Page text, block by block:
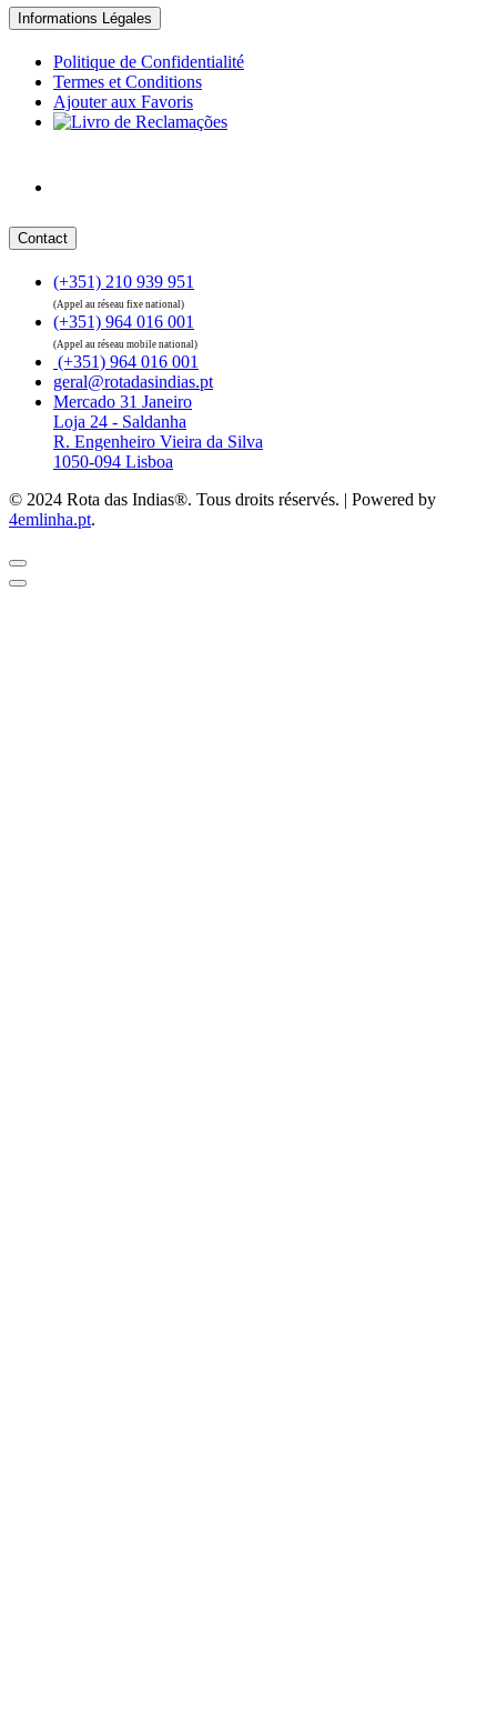
Informations Légales
Politique de Confidentialité
Termes et Conditions
Ajouter aux Favoris
Contact
(+351) 210 939 951
(Appel au réseau fixe national)
(+351) 964 016 001
(Appel au réseau mobile national)
(+351) 964 016 001
geral@rotadasindias.pt
Mercado 31 Janeiro
Loja 24 - Saldanha
R. Engenheiro Vieira da Silva
1050-094 Lisboa
© 2024 Rota das Indias®. Tous droits réservés. | Powered by
4emlinha.pt.